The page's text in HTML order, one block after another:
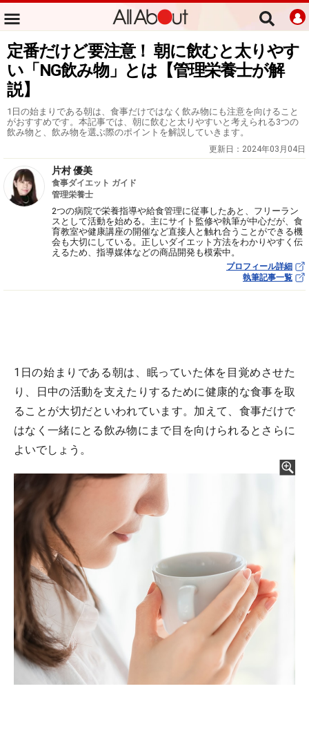
定番だけど要注意！ 朝に飲むと太りやす
い「NG飲み物」とは【管理栄養士が解
説】
1日の始まりである朝は、食事だけではなく飲み物にも注意を向けること
がおすすめです。本記事では、朝に飲むと太りやすいと考えられる3つの
飲み物と、飲み物を選ぶ際のポイントを解説していきます。
更新日： 2024年03月04日
片村 優美
食事ダイエット ガイド
管理栄養士
2つの病院で栄養指導や給食管理に従事したあと、フリーラン
スとして活動を始める。主にサイト監修や執筆が中心だが、食
育教室や健康講座の開催など直接人と触れ合うことができる機
会も大切にしている。正しいダイエット方法をわかりやすく伝
えるため、指導媒体などの商品開発も模索中。
プロフィール詳細
執筆記事一覧
1日の始まりである朝は、眠っていた体を目覚めさせた
り、日中の活動を支えたりするために健康的な食事を取
ることが大切だといわれています。加えて、食事だけで
はなく一緒にとる飲み物にまで目を向けられるとさらに
よいでしょう。